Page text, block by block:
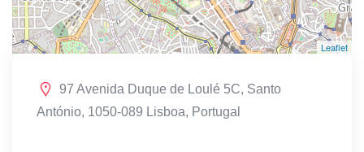
Leaflet
97 Avenida Duque de Loulé 5C, Santo
António, 1050-089 Lisboa, Portugal